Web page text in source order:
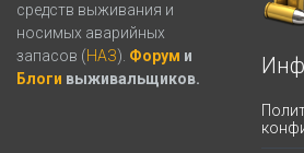
средств выживания и
носимых аварийных
запасов (НАЗ). Форум и
Блоги выживальщиков.